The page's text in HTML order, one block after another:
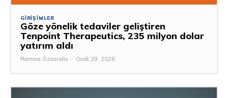
GIRIŞIMLER
Göze yönelik tedaviler geliştiren
Tenpoint Therapeutics, 235 milyon dolar
yatırım aldı
Romina Özsavidis - Ocak 29, 2026